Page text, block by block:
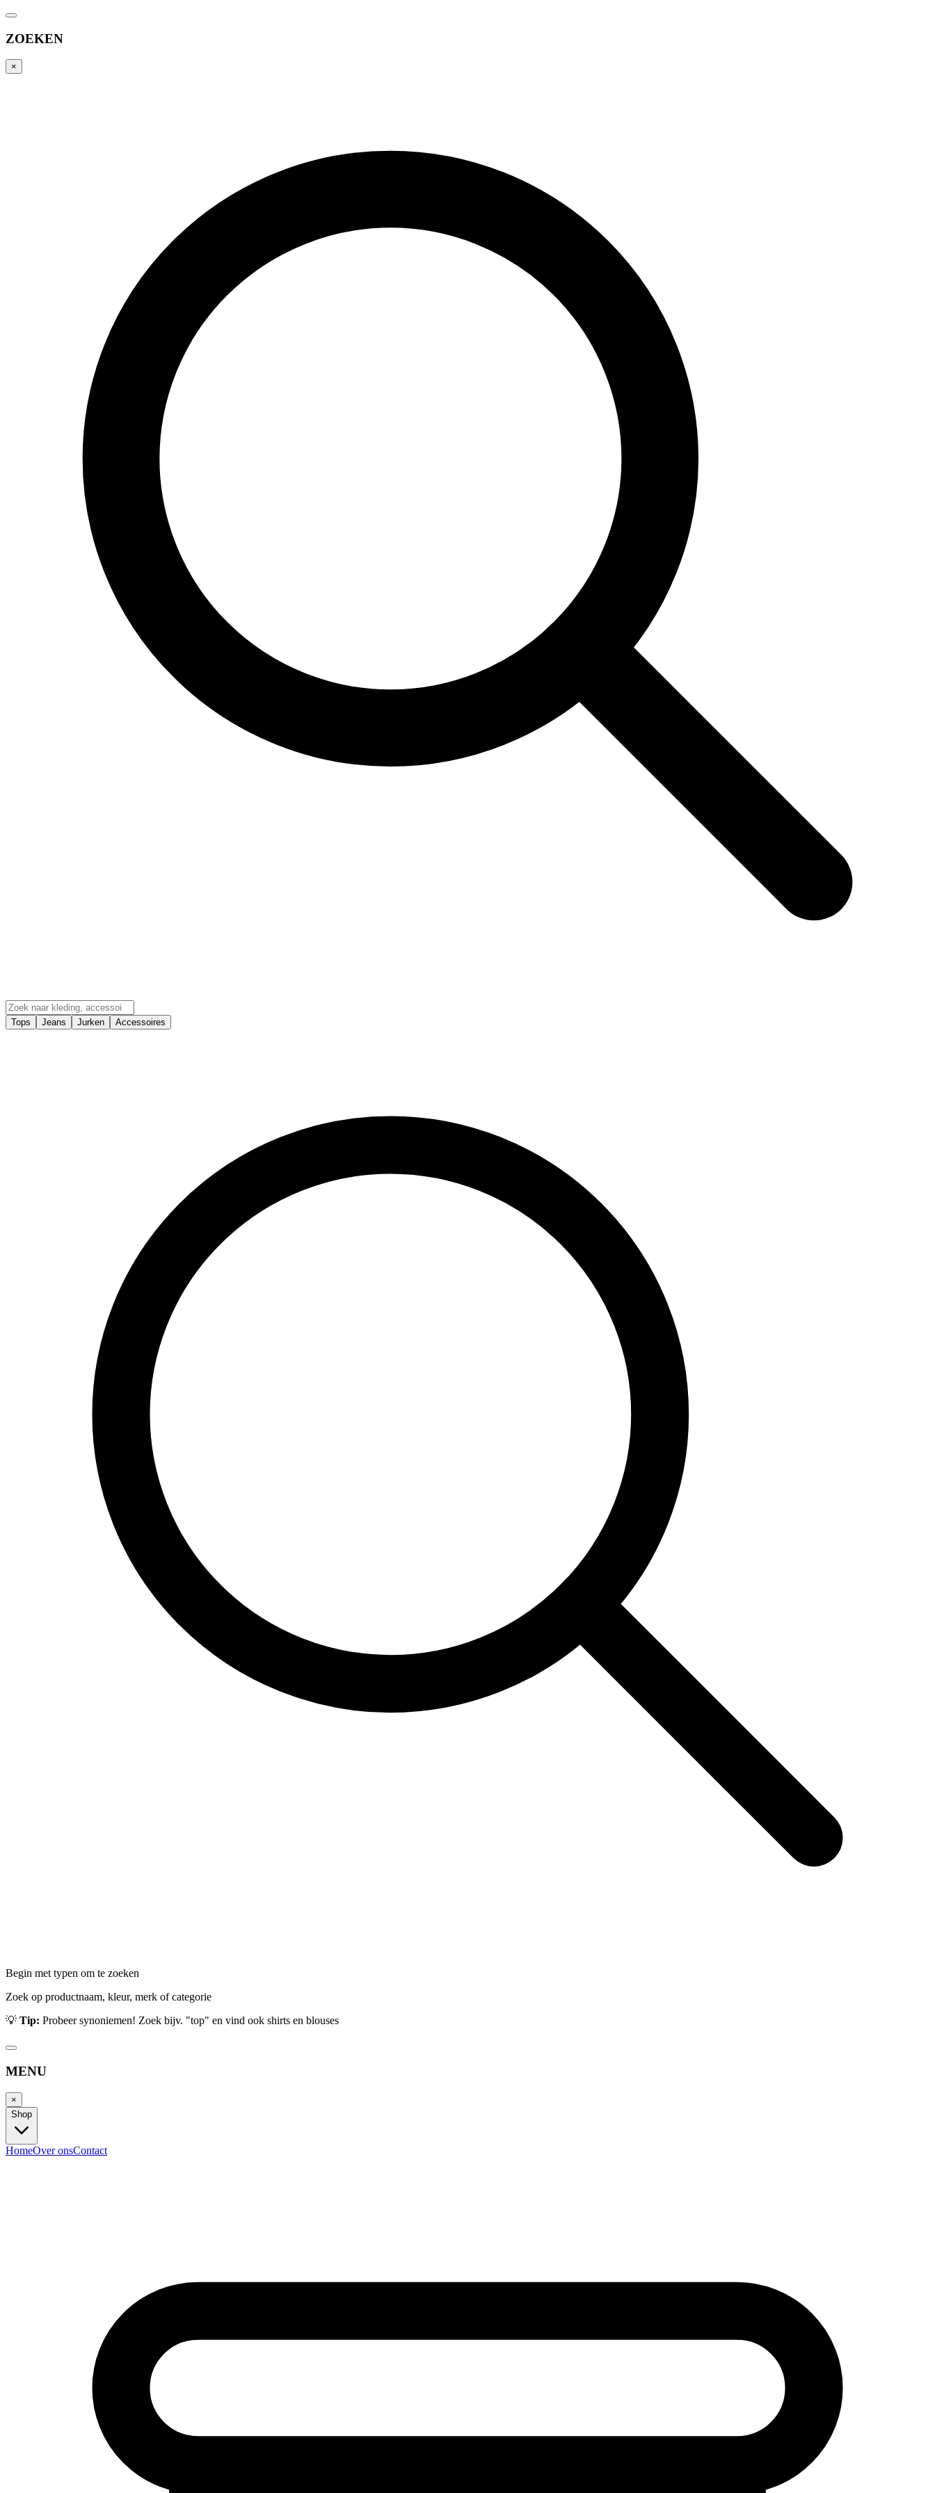
ZOEKEN
×
Tops Jeans Jurken Accessoires
Begin met typen om te zoeken
Zoek op productnaam, kleur, merk of categorie
💡 Tip: Probeer synoniemen! Zoek bijv. "top" en vind ook shirts en blouses
MENU
×
Shop
HomeOver onsContact